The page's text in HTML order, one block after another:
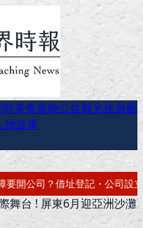
財美食寵物公益觀光旅遊藝
物故事
一次辦好 記帳報稅・節稅規劃
舞台 ! 屏東6月迎亞洲沙灘